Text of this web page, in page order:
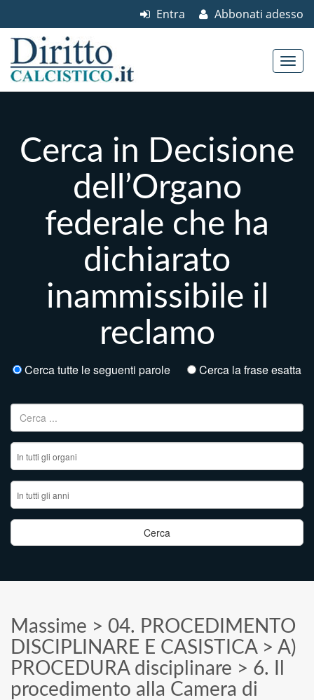
Abbonati adesso
Entra
Cerca in Decisione
dell’Organo
federale che ha
dichiarato
inammissibile il
reclamo
Cerca tutte le seguenti parole Cerca la frase esatta
Ricerca per:
Massime > 04. PROCEDIMENTO
DISCIPLINARE E CASISTICA> A)
PROCEDURA disciplinare > 6. Il
procedimento alla Camera di